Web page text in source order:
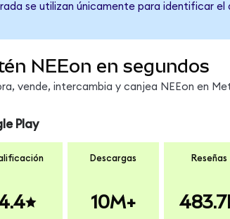
se utilizan únicamente para identificar
NEEon en segundos
vende, intercambia y canjea NEEon en
Play
Descargas
10M+
Reseñas